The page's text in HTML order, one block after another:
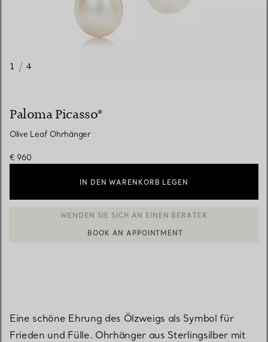
1 / 4
Paloma Picasso®
Olive Leaf Ohrhänger
€ 960
IN DEN WARENKORB LEGEN
EINEN KUNDENBERATER KONTAKTIEREN ODER EINEN
Eine schöne Ehrung des Ölzweigs als Symbol für
Frieden und Fülle. Ohrhänger aus Sterlingsilber mit